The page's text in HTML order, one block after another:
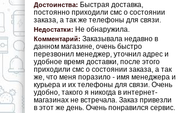
Достоинства: Быстрая доставка,
постоянно приходили смс о состоянии
заказа, а так же телефоны для связи.
Недостатки: Не обнаружила.
Комментарий: Заказывала недавно в
данном магазине, очень быстро
перезвонил менеджер, уточнил адрес и
удобное время доставки, после этого
приходили смс о состоянии заказа, а так
же, что меня поразило - имя менеджера и
курьера и их телефоны для связи. Очень
удобно, такого я никогда в интернет-
магазинах не встречала. Заказ привезли
в этот же день. Очень понравился сервис.